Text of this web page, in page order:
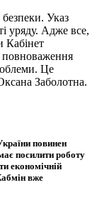
Указ
уряду. Адже все,
Кабінет
повноваження
Це
Заболотна.
повинен
посилити роботу
економічній
вже